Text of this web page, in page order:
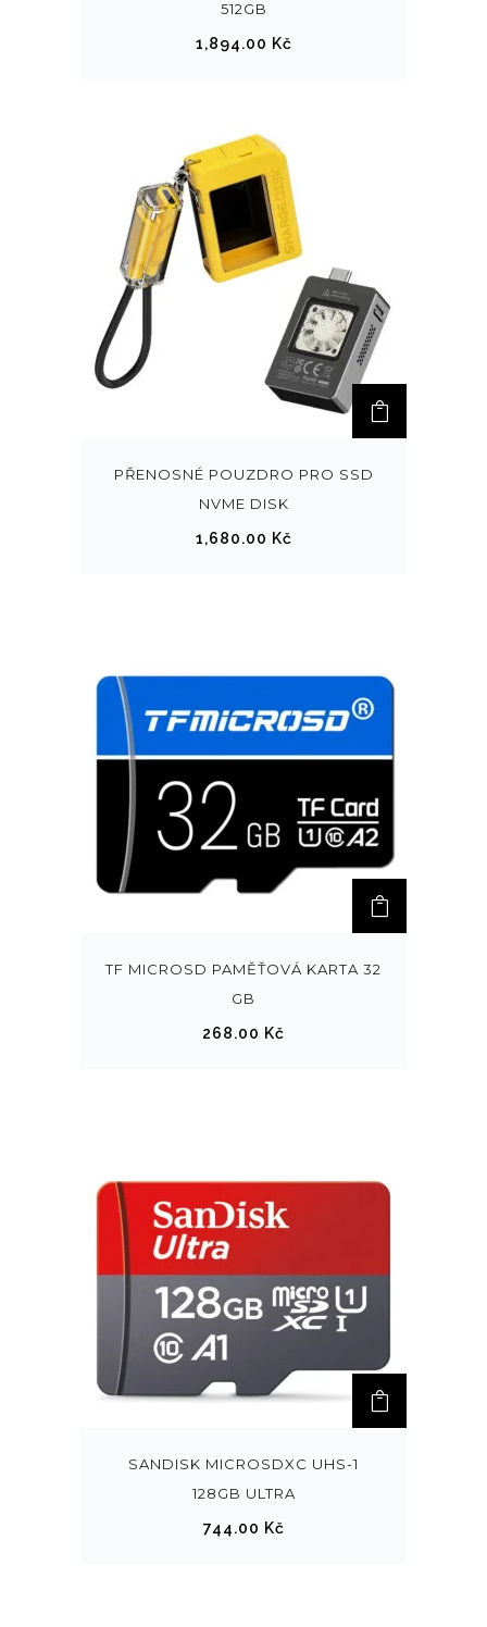
512GB
1,894.00 Kč
PŘENOSNÉ POUZDRO PRO SSD
NVME DISK
1,680.00 Kč
TF MICROSD PAMĚŤOVÁ KARTA 32
GB
268.00 Kč
SANDISK MICROSDXC UHS-1
128GB ULTRA
744.00 Kč